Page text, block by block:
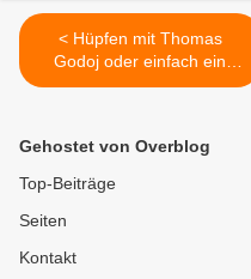
< Hüpfen mit Thomas
Godoj oder einfach ein
geniales Konzert
Gehostet von Overblog
Top-Beiträge
Seiten
Kontakt